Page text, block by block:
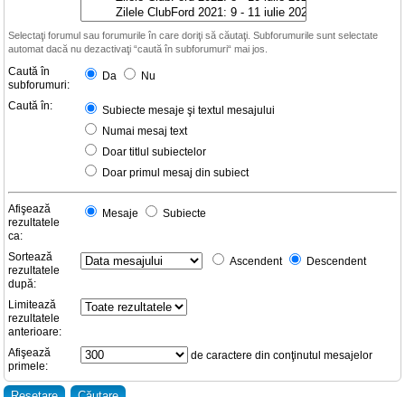
Selectaţi forumul sau forumurile în care doriţi să căutaţi. Subforumurile sunt selectate
automat dacă nu dezactivaţi “caută în subforumuri“ mai jos.
Caută în
subforumuri:
Da Nu
Caută în:
Subiecte mesaje şi textul mesajului
Numai mesaj text
Doar titlul subiectelor
Doar primul mesaj din subiect
Afişează
rezultatele
ca:
Mesaje Subiecte
Sortează
rezultatele
după:
Ascendent Descendent
Limitează
rezultatele
anterioare:
Afişează
primele:
de caractere din conţinutul mesajelor